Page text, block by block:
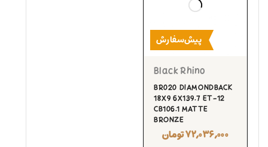
پیش‌سفارش
Black Rhino
BR020 DIAMONDBACK
18X9 6X139.7 ET-12
CB106.1 MATTE
BRONZE
۷۲,۰۳۶,۰۰۰تومان